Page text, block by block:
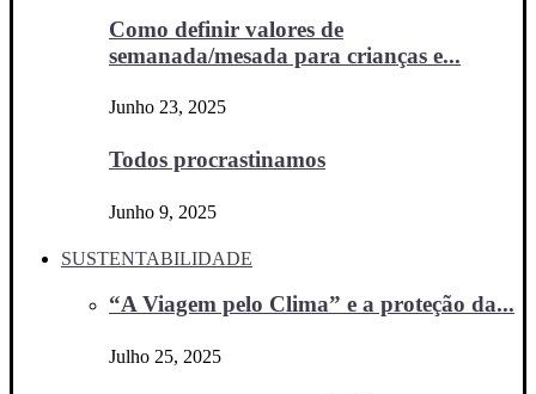
Como definir valores de
semanada/mesada para crianças e...
Junho 23, 2025
Todos procrastinamos
Junho 9, 2025
SUSTENTABILIDADE
“A Viagem pelo Clima” e a proteção da...
Julho 25, 2025